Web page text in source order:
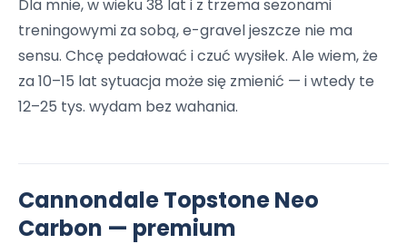
Dla mnie, w wieku 38 lat i z trzema sezonami
treningowymi za sobą, e-gravel jeszcze nie ma
sensu. Chcę pedałować i czuć wysiłek. Ale wiem, że
za 10–15 lat sytuacja może się zmienić — i wtedy te
12–25 tys. wydam bez wahania.
Cannondale Topstone Neo
Carbon — premium